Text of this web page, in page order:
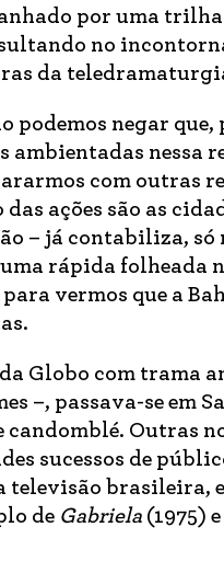
por uma
no
da
podemos negar
ambientadas nessa
com outras
ações são as
– já contabiliza, só
rápida folheada
vermos que a
Globo com trama
–, passava-se em
candomblé. Outras
sucessos de
televisão brasileira,
de Gabriela (1975) e